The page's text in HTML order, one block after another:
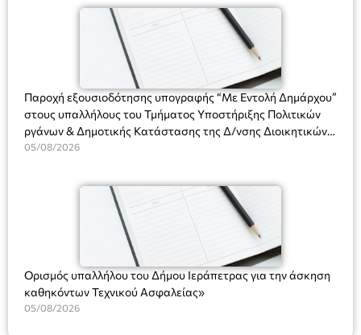
Πλαστήρα), E&G Mini market (Δημοκρατίας 39 Ιεράπετρα)
και στο more.com Χώρος: 3ο Γυμνάσιο Ιεράπετρας
(Είσοδος ΕΠΑ.Λ.) Έναρξη 21:15 Οργάνωση: ΚΝΩΣΟΣ
ΘΕΑΤΡΙΚΕΣ ΠΑΡΑΓΩΓΕΣ ΕΕ
(Ν. 5314/2026).»
Παροχή εξουσιοδότησης υπογραφής “Με Εντολή Δημάρχου”
στους υπαλλήλους του Τμήματος Υποστήριξης Πολιτικών
ργάνων & Δημοτικής Κατάστασης της Δ/νσης Διοικητικών
Υπηρεσιών για αποφάσεις, πιστοποιητικά, πράξεις και
(Ν. 5314/2026).»
05/08/2026
Ορισμός υπαλλήλου του Δήμου Ιεράπετρας για την άσκηση
καθηκόντων Τεχνικού Ασφαλείας»
05/08/2026